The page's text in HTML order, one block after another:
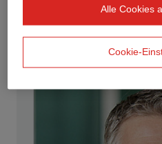
Alle Cookies
Cookie-